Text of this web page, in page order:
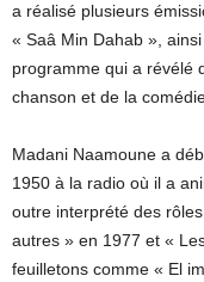
a réalisé plusieurs
« Saâ Min Dahab »,
programme qui a révélé
chanson et de la
Madani Naamoune a
1950 à la radio où il a
outre interprété des
autres » en 1977 et «
feuilletons comme « El